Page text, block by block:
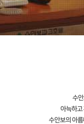
수
아늑하고
수안보의 아